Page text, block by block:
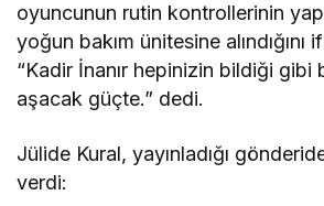
oyuncunun rutin kontrollerinin
yoğun bakım ünitesine alındığını
“Kadir İnanır hepinizin bildiği gibi
aşacak güçte.” dedi.
Jülide Kural, yayınladığı
verdi: